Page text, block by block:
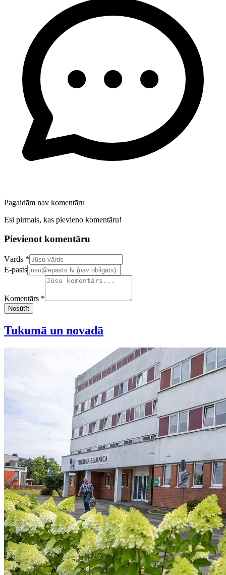
Pagaidām nav komentāru
Esi pirmais, kas pievieno komentāru!
Pievienot komentāru
Confirm your email address
Vārds *
E-pasts
Komentārs *
Nosūtīt
Tukumā un novadā